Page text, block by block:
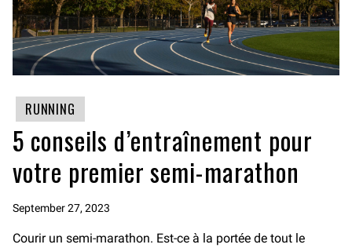
RUNNING
5 conseils d’entraînement pour
votre premier semi-marathon
September 27, 2023
Courir un semi-marathon. Est-ce à la portée de tout le